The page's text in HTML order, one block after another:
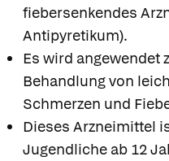
fiebersenkendes
Antipyretikum).
Es wird
Behandlung von
Schmerzen und
Dieses Arzneimittel
Jugendliche ab 12